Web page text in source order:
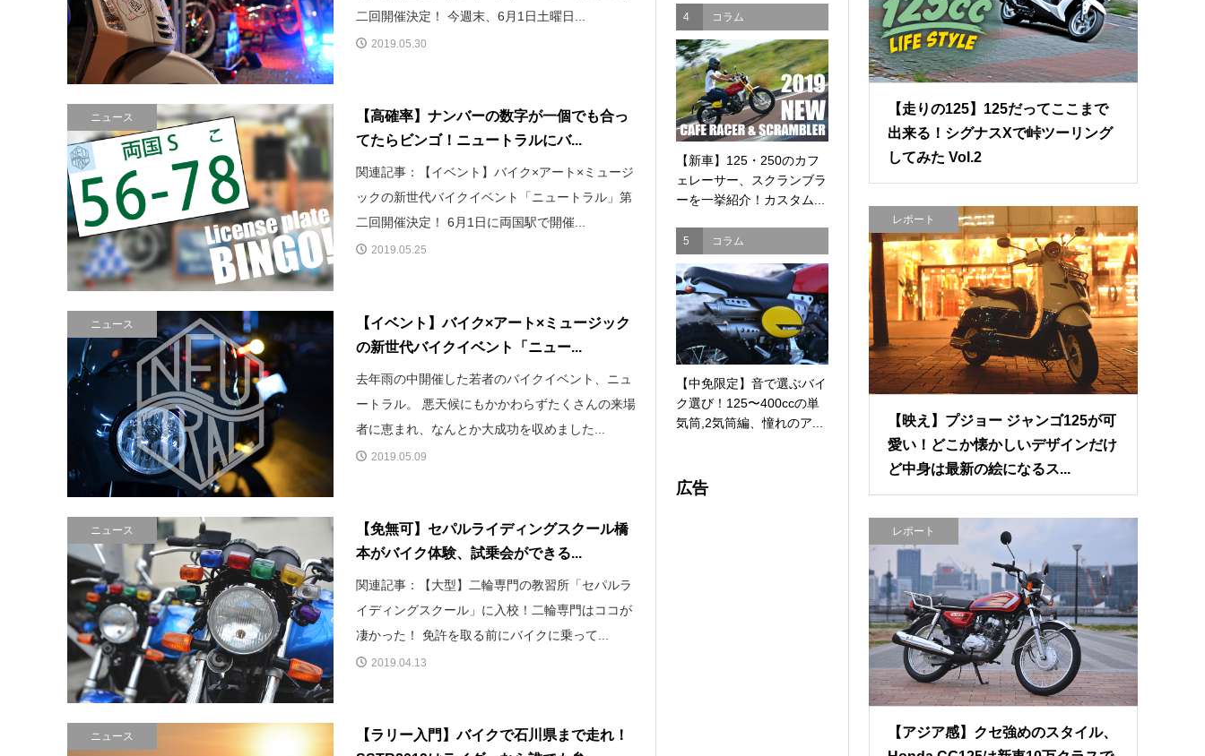
二回開催決定！ 今週末、6月1日土曜日...
2019.05.30
ニュース
【高確率】ナンバーの数字が一個でも合っ
てたらビンゴ！ニュートラルにバ...
関連記事：【イベント】バイク×アート×ミュージ
ックの新世代バイクイベント「ニュートラル」第
二回開催決定！ 6月1日に両国駅で開催...
2019.05.25
ニュース
【イベント】バイク×アート×ミュージック
の新世代バイクイベント「ニュー...
去年雨の中開催した若者のバイクイベント、ニュ
ートラル。 悪天候にもかかわらずたくさんの来場
者に恵まれ、なんとか大成功を収めました...
2019.05.09
ニュース
【免無可】セパルライディングスクール橋
本がバイク体験、試乗会ができる...
関連記事：【大型】二輪専門の教習所「セパルラ
イディングスクール」に入校！二輪専門はココが
凄かった！ 免許を取る前にバイクに乗って...
2019.04.13
ニュース
【ラリー入門】バイクで石川県まで走れ！
【走りの125】125だってここまで
出来る！シグナスXで峠ツーリング
してみた Vol.2
レポート
【映え】プジョー ジャンゴ125が可
愛い！どこか懐かしいデザインだけ
ど中身は最新の絵になるス...
レポート
【アジア感】クセ強めのスタイル、
4 コラム
【新車】125・250のカフ
ェレーサー、スクランブラ
ーを一挙紹介！カスタム...
5 コラム
【中免限定】音で選ぶバイ
ク選び！125〜400ccの単
気筒,2気筒編、憧れのア...
広告